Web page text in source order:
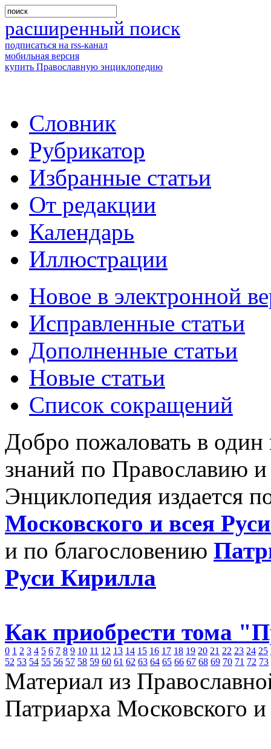
расширенный поиск
подписаться на rss-канал
мобильная версия
купить Православную энциклопедию
Словник
Рубрикатор
Избранные статьи
От редакции
Календарь
Иллюстрации
Новое в электронной
Исправленные статьи
Дополненные статьи
Новые статьи
Список сокращений
Добро пожаловать в
знаний по Православию
Энциклопедия издается
Московского и всея
и по благословению
Руси Кирилла
Как приобрести тома
0 1 2 3 4 5 6 7 8 9 10 11 12 13 14 15 16 17 18 19 20 21 22 23 24 25
52 53 54 55 56 57 58 59 60 61 62 63 64 65 66 67 68 69 70 71 72 73
Материал из
Патриарха Московского